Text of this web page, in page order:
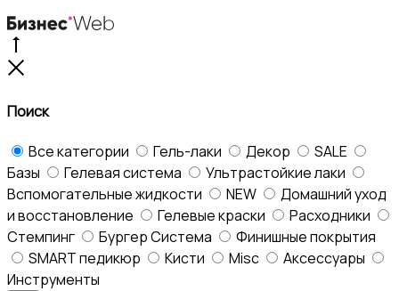
Поиск
Все категории Гель-лаки Декор
SALE
Базы
Гелевая система
Ультрастойкие лаки
Вспомогательные жидкости
NEW
Домашний уход
и восстановление
Гелевые краски
Расходники
Стемпинг
Бургер Система
Финишные покрытия
SMART педикюр
Кисти Misc
Аксессуары
Инструменты